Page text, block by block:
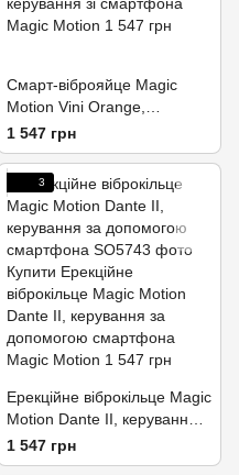
Смарт-віброяйце Magic
Motion Vini Orange,
керування зі смартфона
1 547 грн
3
Ерекційне віброкільце Magic
Motion Dante II, керування
за допомогою смартфона
1 547 грн